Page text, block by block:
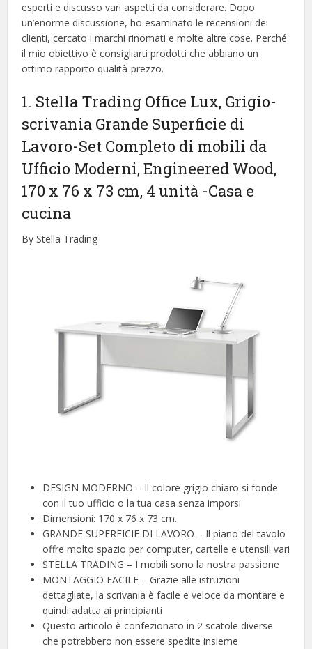
esperti e discusso vari aspetti da considerare. Dopo
un’enorme discussione, ho esaminato le recensioni dei
clienti, cercato i marchi rinomati e molte altre cose. Perché
il mio obiettivo è consigliarti prodotti che abbiano un
ottimo rapporto qualità-prezzo.
1. Stella Trading Office Lux, Grigio-
scrivania Grande Superficie di
Lavoro-Set Completo di mobili da
Ufficio Moderni, Engineered Wood,
170 x 76 x 73 cm, 4 unità -Casa e
cucina
By Stella Trading
DESIGN MODERNO – Il colore grigio chiaro si fonde
con il tuo ufficio o la tua casa senza imporsi
Dimensioni: 170 x 76 x 73 cm.
GRANDE SUPERFICIE DI LAVORO – Il piano del tavolo
offre molto spazio per computer, cartelle e utensili vari
STELLA TRADING – I mobili sono la nostra passione
MONTAGGIO FACILE – Grazie alle istruzioni
dettagliate, la scrivania è facile e veloce da montare e
quindi adatta ai principianti
Questo articolo è confezionato in 2 scatole diverse
che potrebbero non essere spedite insieme